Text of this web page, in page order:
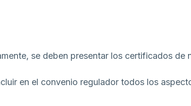
se deben presentar los certificados de
en el convenio regulador todos los